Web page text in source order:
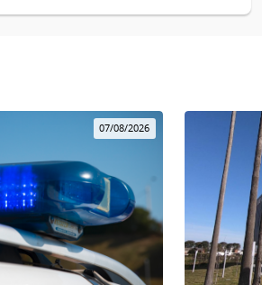
07/08/2026